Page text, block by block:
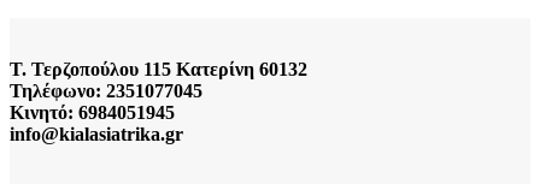
Τ. Τερζοπούλου 115 Κατερίνη 60132
Τηλέφωνο: 2351077045
Κινητό: 6984051945
info@kialasiatrika.gr